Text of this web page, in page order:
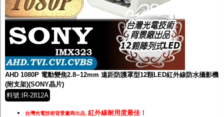
AHD 1080P 電動變焦2.8~12mm 遠距防護罩型12顆LED紅外線防水攝影機
(附支架)(SONY晶片)
料號:IR-2812A
台灣光電技術背景廠商出品, 紅外線耐用度最佳！